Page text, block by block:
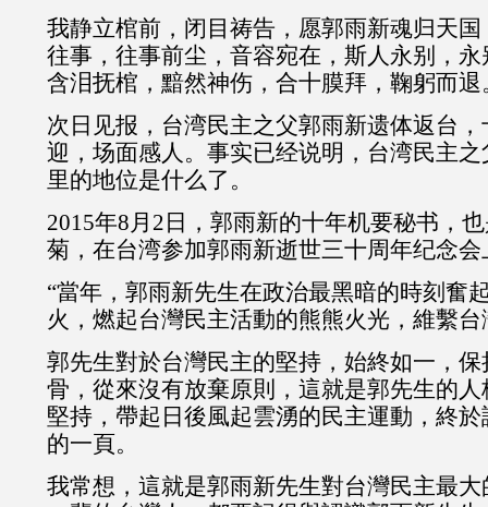
我静立棺前，闭目祷告，愿郭雨新魂归天
往事，往事前尘，音容宛在，斯人永别，
含泪抚棺，黯然神伤，合十膜拜，鞠躬而退
次日见报，台湾民主之父郭雨新遗体返台
迎，场面感人。事实已经说明，台湾民主
里的地位是什么了。
2015年8月2日，郭雨新的十年机要秘书，
菊，在台湾参加郭雨新逝世三十周年纪念会
“當年，郭雨新先生在政治最黑暗的時刻奮
火，燃起台灣民主活動的熊熊火光，維繫
郭先生對於台灣民主的堅持，始終如一，
骨，從來沒有放棄原則，這就是郭先生的
堅持，帶起日後風起雲湧的民主運動，終
的一頁。
我常想，這就是郭雨新先生對台灣民主最